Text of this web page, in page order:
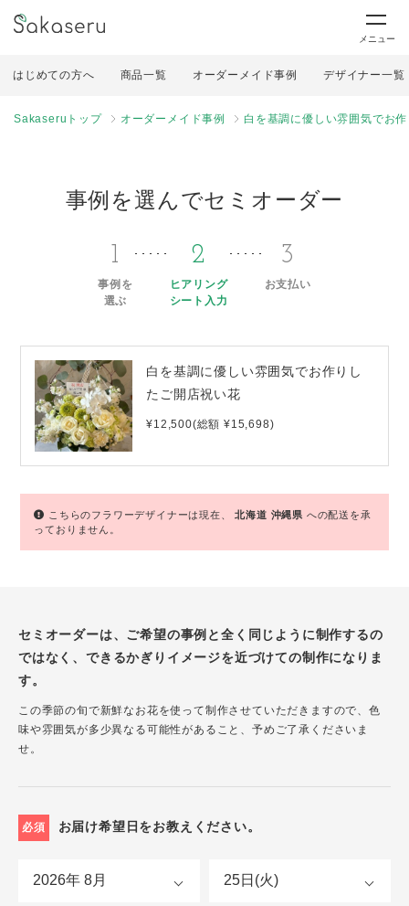
メニュー
はじめての方へ 商品一覧 オーダーメイド事例 デザイナー一覧
Sakaseruトップ オーダーメイド事例 白を基調に優しい雰囲気でお
事例を選んでセミオーダー
1
事例を
選ぶ
2
ヒアリング
シート入力
3
お支払い
白を基調に優しい雰囲気でお作りし
たご開店祝い花
¥12,500(総額 ¥15,698)
こちらのフラワーデザイナーは現在、北海道 沖縄県 への配送を承
っておりません。
セミオーダーは、ご希望の事例と全く同じように制作するの
ではなく、できるかぎりイメージを近づけての制作になりま
す。
この季節の旬で新鮮なお花を使って制作させていただきますので、色
味や雰囲気が多少異なる可能性があること、予めご了承くださいま
せ。
必須 お届け希望日をお教えください。